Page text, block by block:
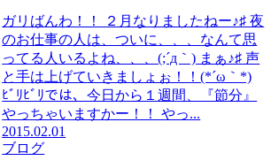
ガリばんわ！！ ２月なりましたねー♪♯ 夜
のお仕事の人は、ついに、、、なんて思
ってる人いるよね、、、(;´д｀) まぁ♪♯ 声
と手は上げていきましょぉ！！(*´ω｀*)
ﾋﾞﾘﾋﾞﾘでは、今日から１週間、『節分』
やっちゃいますかー！！ やっ...
2015.02.01
ブログ